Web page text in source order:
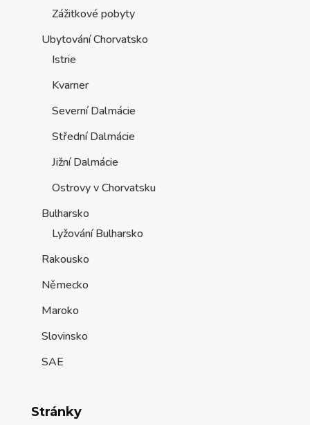
Zážitkové pobyty
Ubytování Chorvatsko
Istrie
Kvarner
Severní Dalmácie
Střední Dalmácie
Jižní Dalmácie
Ostrovy v Chorvatsku
Bulharsko
Lyžování Bulharsko
Rakousko
Německo
Maroko
Slovinsko
SAE
Stránky